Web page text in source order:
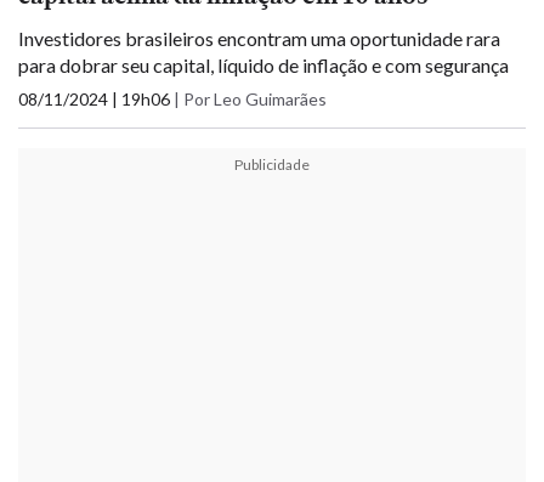
Investidores brasileiros encontram uma oportunidade rara
para dobrar seu capital, líquido de inflação e com segurança
08/11/2024 | 19h06 | Por Leo Guimarães
Publicidade